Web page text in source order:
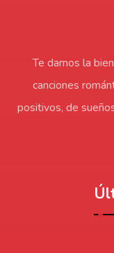
Te damos la
canciones
positivos, de